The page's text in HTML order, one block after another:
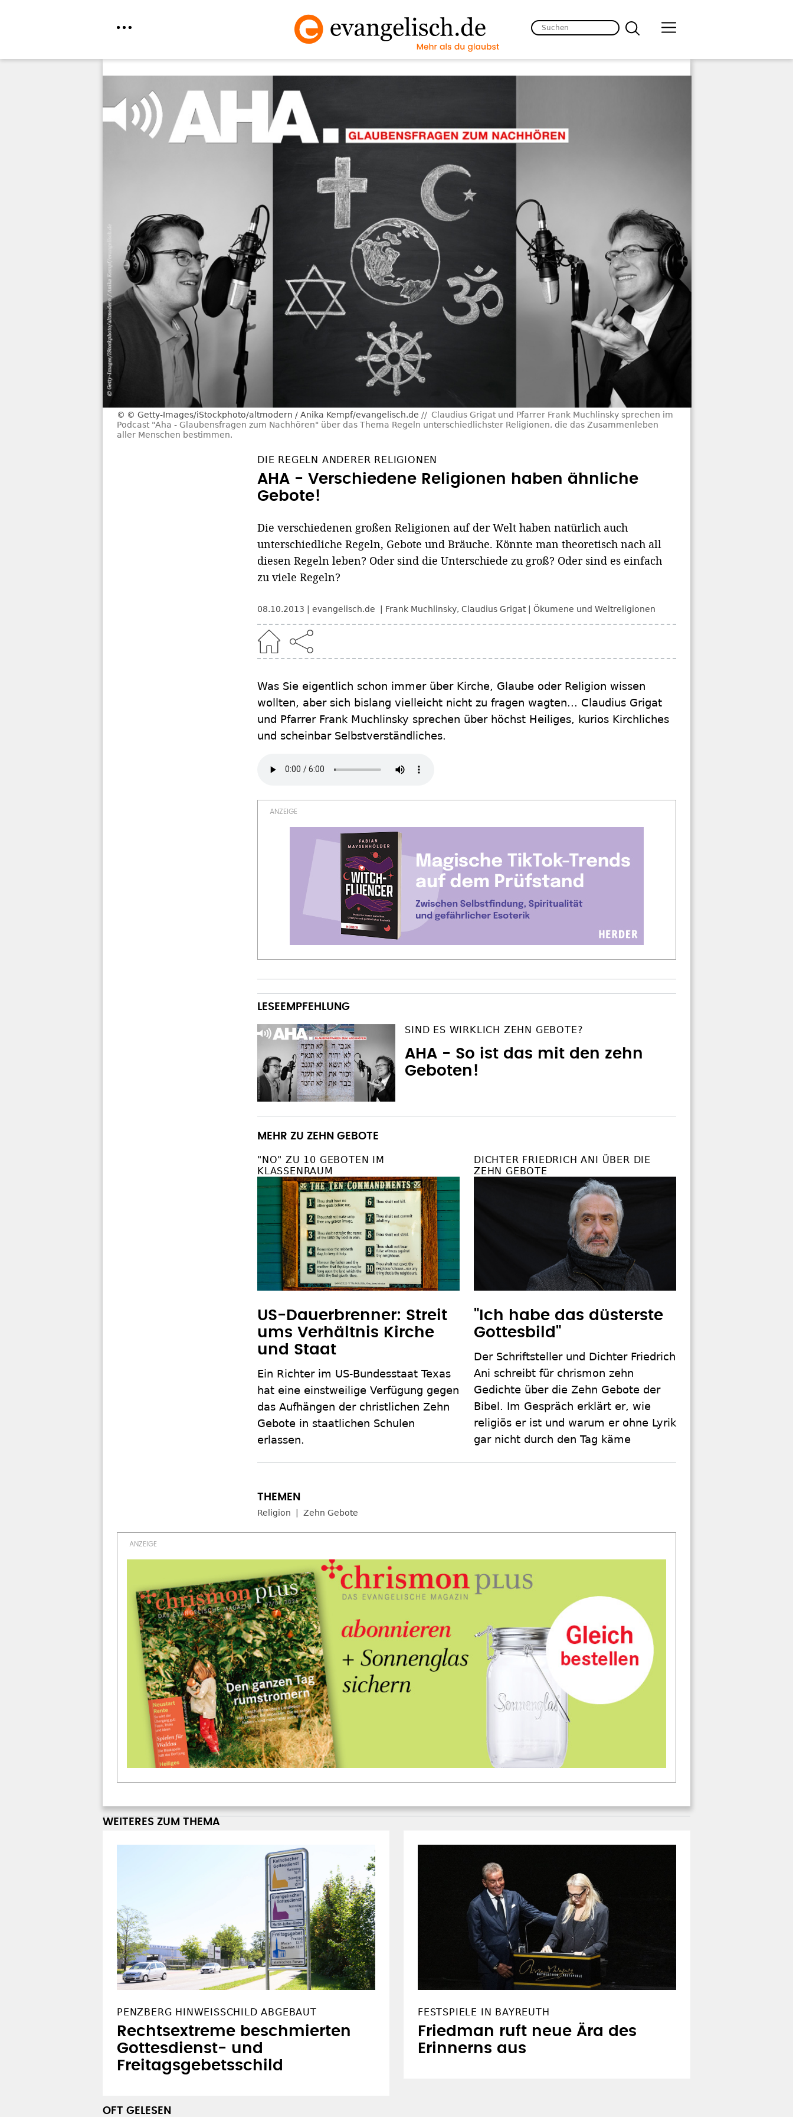
© Getty-Images/iStockphoto/altmodern / Anika Kempf/evangelisch.de
Claudius Grigat und Pfarrer Frank Muchlinsky sprechen im
Podcast "Aha - Glaubensfragen zum Nachhören" über das Thema Regeln unterschiedlichster Religionen, die das Zusammenleben
aller Menschen bestimmen.
DIE REGELN ANDERER RELIGIONEN
AHA - Verschiedene Religionen haben ähnliche
Gebote!
Die verschiedenen großen Religionen auf der Welt haben natürlich auch
unterschiedliche Regeln, Gebote und Bräuche. Könnte man theoretisch nach all
diesen Regeln leben? Oder sind die Unterschiede zu groß? Oder sind es einfach
zu viele Regeln?
08.10.2013 evangelisch.de Frank Muchlinsky, Claudius Grigat Ökumene und Weltreligionen
Was Sie eigentlich schon immer über Kirche, Glaube oder Religion wissen
wollten, aber sich bislang vielleicht nicht zu fragen wagten... Claudius Grigat
und Pfarrer Frank Muchlinsky sprechen über höchst Heiliges, kurios Kirchliches
und scheinbar Selbstverständliches.
SIND ES WIRKLICH ZEHN GEBOTE?
AHA - So ist das mit den zehn
Geboten!
MEHR ZU ZEHN GEBOTE
"NO" ZU 10 GEBOTEN IM
KLASSENRAUM
US-Dauerbrenner: Streit
ums Verhältnis Kirche
und Staat
Ein Richter im US-Bundesstaat Texas
hat eine einstweilige Verfügung gegen
das Aufhängen der christlichen Zehn
Gebote in staatlichen Schulen
erlassen.
DICHTER FRIEDRICH ANI ÜBER DIE
ZEHN GEBOTE
"Ich habe das düsterste
Gottesbild"
Der Schriftsteller und Dichter Friedrich
Ani schreibt für chrismon zehn
Gedichte über die Zehn Gebote der
Bibel. Im Gespräch erklärt er, wie
religiös er ist und warum er ohne Lyrik
gar nicht durch den Tag käme
Religion Zehn Gebote
WEITERES ZUM THEMA
PENZBERG HINWEISSCHILD ABGEBAUT
Rechtsextreme beschmierten
Gottesdienst- und
Freitagsgebetsschild
FESTSPIELE IN BAYREUTH
Friedman ruft neue Ära des
Erinnerns aus
OFT GELESEN